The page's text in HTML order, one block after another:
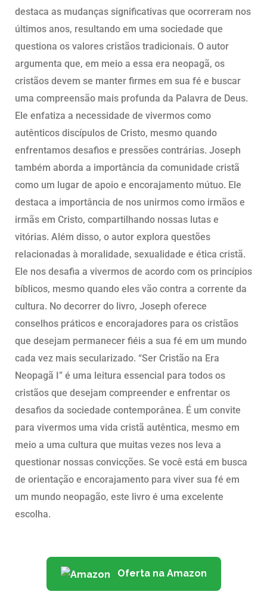
destaca as mudanças significativas que ocorreram nos
últimos anos, resultando em uma sociedade que
questiona os valores cristãos tradicionais. O autor
argumenta que, em meio a essa era neopagã, os
cristãos devem se manter firmes em sua fé e buscar
uma compreensão mais profunda da Palavra de Deus.
Ele enfatiza a necessidade de vivermos como
autênticos discípulos de Cristo, mesmo quando
enfrentamos desafios e pressões contrárias. Joseph
também aborda a importância da comunidade cristã
como um lugar de apoio e encorajamento mútuo. Ele
destaca a importância de nos unirmos como irmãos e
irmãs em Cristo, compartilhando nossas lutas e
vitórias. Além disso, o autor explora questões
relacionadas à moralidade, sexualidade e ética cristã.
Ele nos desafia a vivermos de acordo com os princípios
bíblicos, mesmo quando eles vão contra a corrente da
cultura. No decorrer do livro, Joseph oferece
conselhos práticos e encorajadores para os cristãos
que desejam permanecer fiéis a sua fé em um mundo
cada vez mais secularizado. “Ser Cristão na Era
Neopagã I” é uma leitura essencial para todos os
cristãos que desejam compreender e enfrentar os
desafios da sociedade contemporânea. É um convite
para vivermos uma vida cristã autêntica, mesmo em
meio a uma cultura que muitas vezes nos leva a
questionar nossas convicções. Se você está em busca
de orientação e encorajamento para viver sua fé em
um mundo neopagão, este livro é uma excelente
escolha.
Oferta na Amazon